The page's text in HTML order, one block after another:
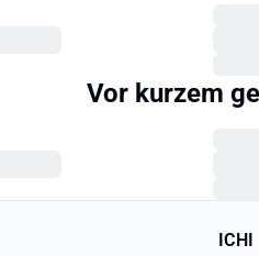
Vor kurzem
ICHI